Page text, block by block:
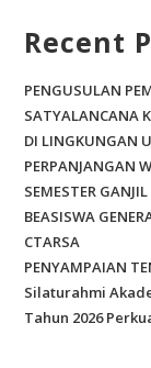
k
Recent
PENGUSULAN
SATYALANCANA
DI LINGKUNGAN
PERPANJANGAN
SEMESTER
BEASISWA
CTARSA
PENYAMPAIAN
Silaturahmi
Tahun 2026